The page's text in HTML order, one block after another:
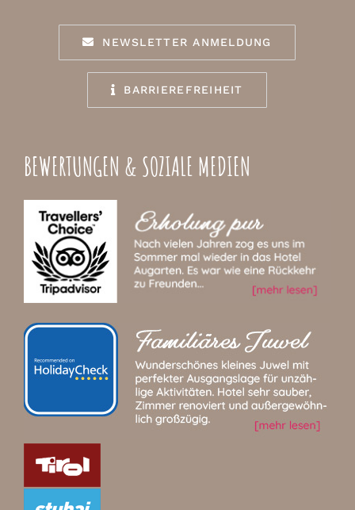
NEWSLETTER ANMELDUNG
BARRIEREFREIHEIT
BEWERTUNGEN & SOZIALE MEDIEN